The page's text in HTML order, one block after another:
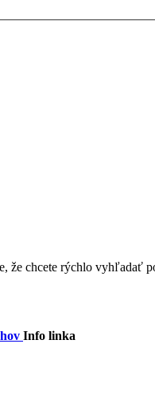
že chcete rýchlo vyhľadať
Info linka